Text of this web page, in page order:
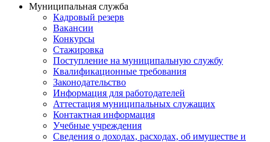
Муниципальная служба
Кадровый резерв
Вакансии
Конкурсы
Стажировка
Поступление на муниципальную службу
Квалификационные требования
Законодательство
Информация для работодателей
Аттестация муниципальных служащих
Контактная информация
Учебные учреждения
Сведения о доходах, расходах, об имуществе и